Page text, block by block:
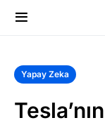
Yapay Zeka